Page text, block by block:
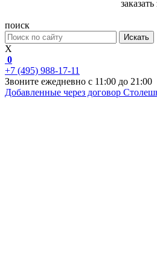
поиск
Искать
X
0
+7 (495) 988-17-11
Звоните ежедневно с 11:00 до 21:00
Добавленные через договор